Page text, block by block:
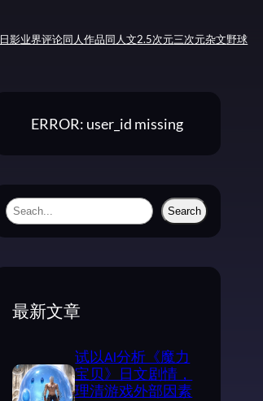
日影业界评论同人作品同人文2.5次元三次元杂文野球
ERROR: user_id missing
S
e
Search
最新文章
试以AI分析《魔力
宝贝》日文剧情，
理清游戏外部因素